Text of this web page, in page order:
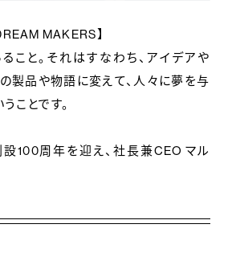
MAKERS】
こと。それはすなわち、アイデアや
製品や物語に変えて、人々に夢を与
ことです。
設100周年を迎え、社長兼CEO マル
「ラグジュアリーを再定義する」とい
ンシップをブランドバリューの核とし
けて歩みを続けていきます。